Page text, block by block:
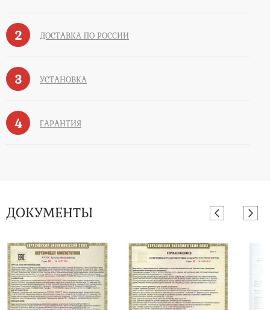
2 ДОСТАВКА ПО РОССИИ
3 УСТАНОВКА
4 ГАРАНТИЯ
ДОКУМЕНТЫ